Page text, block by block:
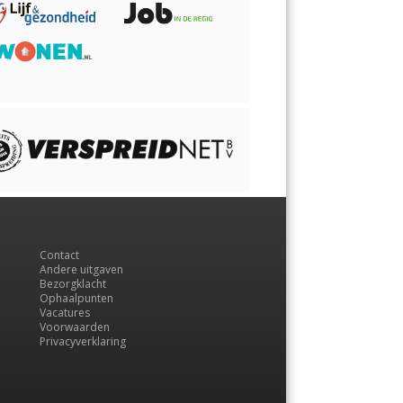
Contact
Andere uitgaven
Bezorgklacht
Ophaalpunten
Vacatures
Voorwaarden
Privacyverklaring